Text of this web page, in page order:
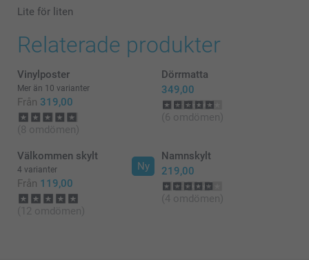
Lite för liten
Relaterade produkter
Vinylposter
Mer än 10 varianter
Från 319,00
(8 omdömen)
Dörrmatta
349,00
(6 omdömen)
Ny
Välkommen skylt
4 varianter
Från 119,00
(12 omdömen)
Namnskylt
219,00
(4 omdömen)